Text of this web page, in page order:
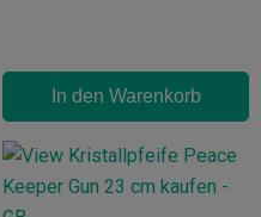
In den Warenkorb